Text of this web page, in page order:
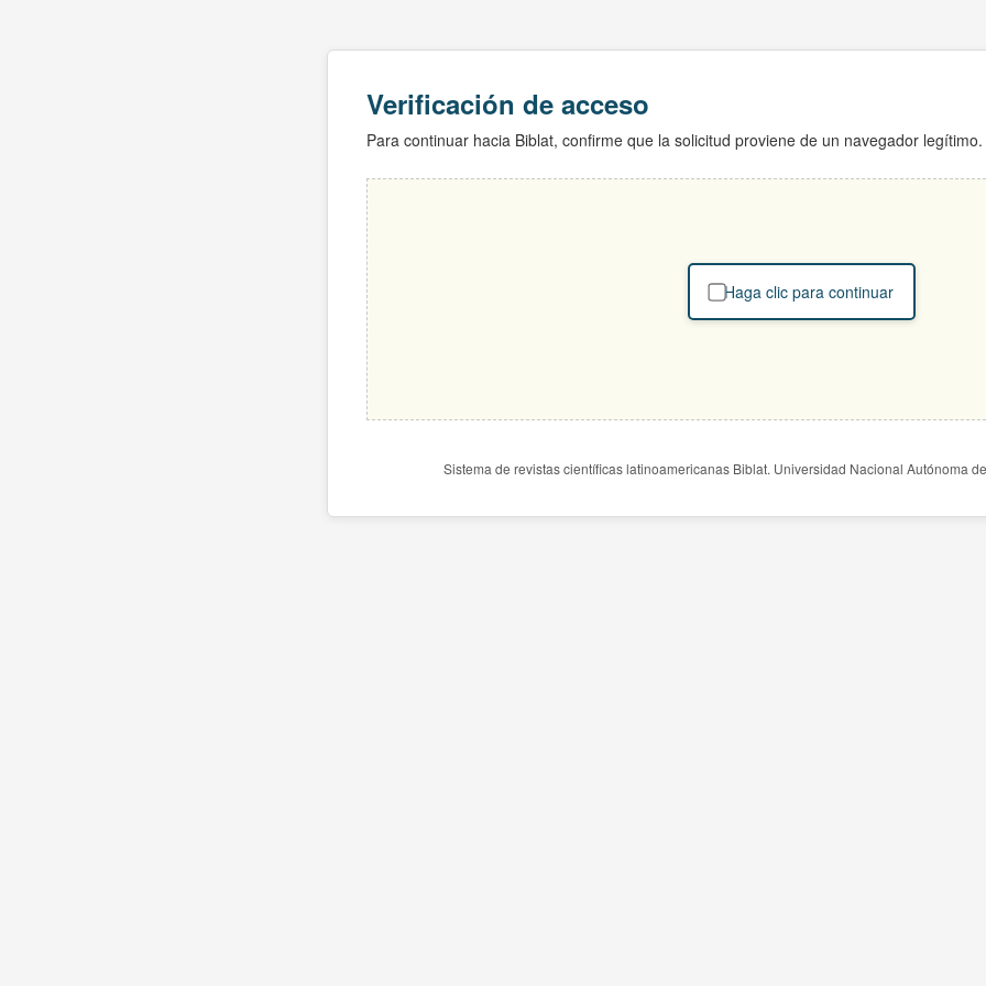
Verificación de acceso
Para continuar hacia Biblat, confirme que la solicitud proviene de un navegador legítimo.
Haga clic para continuar
Sistema de revistas científicas latinoamericanas Biblat. Universidad Nacional Autónoma